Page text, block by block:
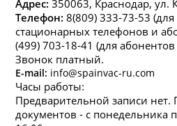
Адрес: 350063, Краснодар, ул.
Телефон: 8(809) 333-73-53
стационарных телефонов и
(499) 703-18-41 (для
Звонок платный.
E-mail: info@spainvac-ru.com
Часы работы:
Предварительной записи
документов - с понедельника